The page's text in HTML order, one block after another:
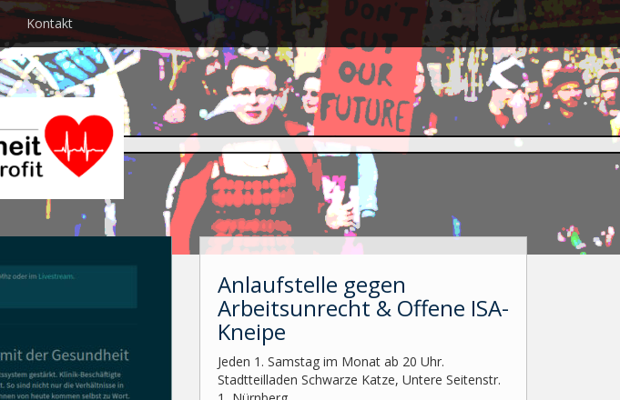
Kontakt
Anlaufstelle gegen
Arbeitsunrecht & Offene ISA-
Kneipe
Jeden 1. Samstag im Monat ab 20 Uhr.
Stadtteilladen Schwarze Katze, Untere Seitenstr.